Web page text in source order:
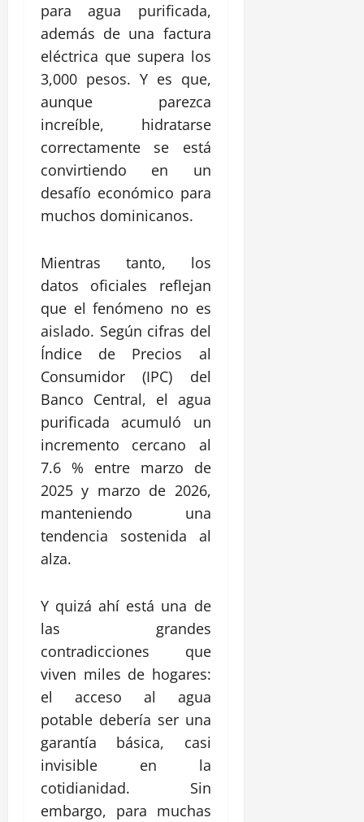
para agua purificada,
además de una factura
eléctrica que supera los
3,000 pesos. Y es que,
aunque parezca
increíble, hidratarse
correctamente se está
convirtiendo en un
desafío económico para
muchos dominicanos.
Mientras tanto, los
datos oficiales reflejan
que el fenómeno no es
aislado. Según cifras del
Índice de Precios al
Consumidor (IPC) del
Banco Central, el agua
purificada acumuló un
incremento cercano al
7.6 % entre marzo de
2025 y marzo de 2026,
manteniendo una
tendencia sostenida al
alza.
Y quizá ahí está una de
las grandes
contradicciones que
viven miles de hogares:
el acceso al agua
potable debería ser una
garantía básica, casi
invisible en la
cotidianidad. Sin
embargo, para muchas